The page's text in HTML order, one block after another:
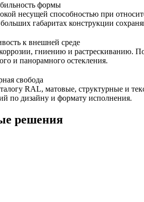
формы
несущей способностью при
габаритах конструкции
к внешней среде
гниению и растрескиванию.
и панорамного остекления.
свобода
RAL, матовые, структурные и
по дизайну и формату исполнения.
решения